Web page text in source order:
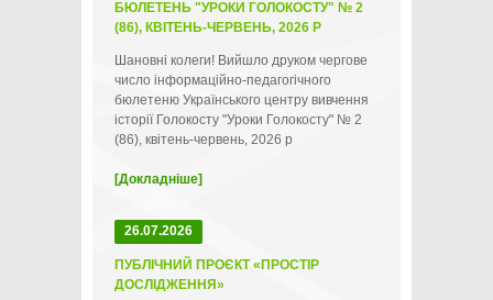
БЮЛЕТЕНЬ "УРОКИ ГОЛОКОСТУ" № 2
(86), КВІТЕНЬ-ЧЕРВЕНЬ, 2026 Р
Шановні колеги! Вийшло друком чергове
число інформаційно-педагогічного
бюлетеню Українського центру вивчення
історії Голокосту "Уроки Голокосту" № 2
(86), квітень-червень, 2026 р
[Докладніше]
26.07.2026
ПУБЛІЧНИЙ ПРОЄКТ «ПРОСТІР
ДОСЛІДЖЕННЯ»